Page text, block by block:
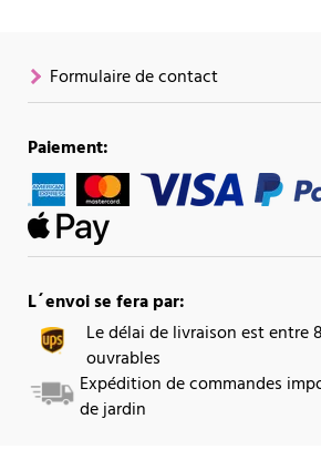
Formulaire de contact
Paiement:
L´envoi se fera par:
Le délai de livraison est entre
ouvrables
Expédition de commandes
de jardin